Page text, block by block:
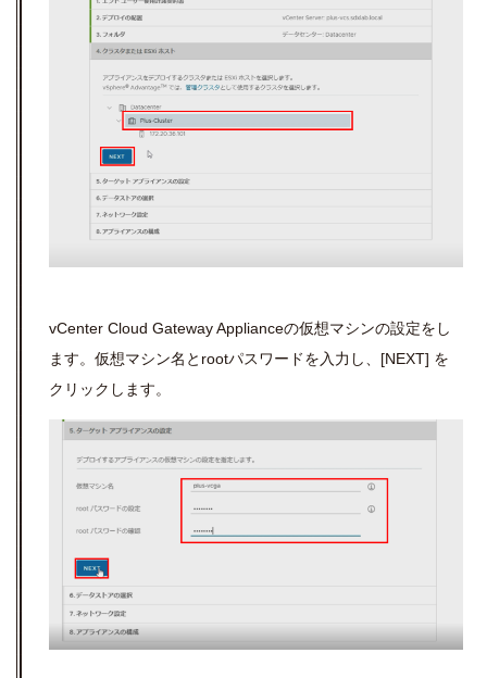
vCenter Cloud Gateway Applianceの仮想マシンの設定をし
ます。仮想マシン名と rootパスワードを入力し、 [NEXT] を
クリックします。